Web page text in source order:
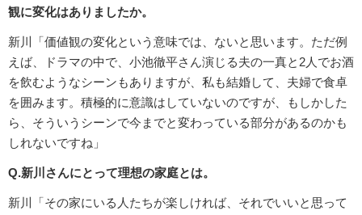
観に変化はありましたか。
新川「価値観の変化という意味では、ないと思います。ただ例
えば、ドラマの中で、小池徹平さん演じる夫の一真と2人でお酒
を飲むようなシーンもありますが、私も結婚して、夫婦で食卓
を囲みます。積極的に意識はしていないのですが、もしかした
ら、そういうシーンで今までと変わっている部分があるのかも
しれないですね」
Q.新川さんにとって理想の家庭とは。
新川「その家にいる人たちが楽しければ、それでいいと思って